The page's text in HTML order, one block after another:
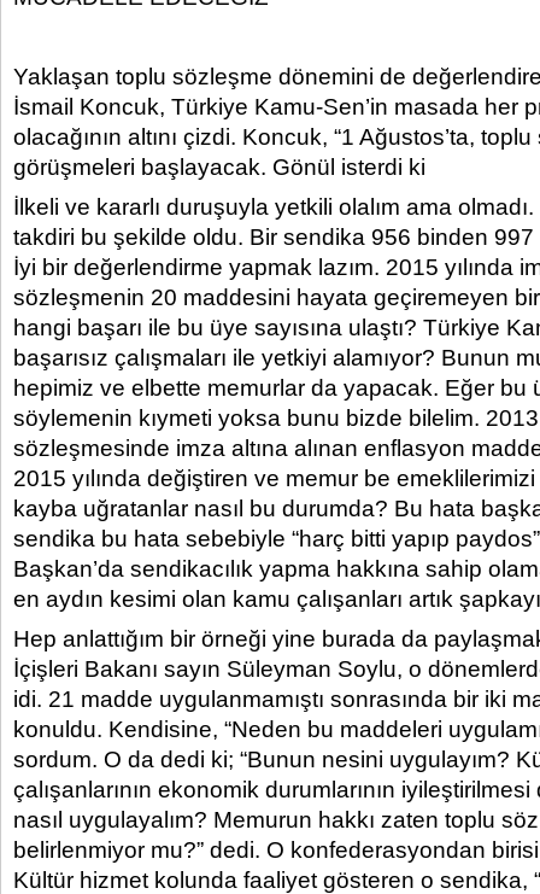
Yaklaşan toplu sözleşme dönemini de
İsmail Koncuk, Türkiye Kamu-Sen’in masada her
olacağının altını çizdi. Koncuk, “1 Ağustos’ta,
görüşmeleri başlayacak. Gönül isterdi ki
İlkeli ve kararlı duruşuyla yetkili olalım ama olmadı.
takdiri bu şekilde oldu. Bir sendika 956 binden 997
İyi bir değerlendirme yapmak lazım. 2015 yılında
sözleşmenin 20 maddesini hayata geçiremeyen
hangi başarı ile bu üye sayısına ulaştı? Türkiye
başarısız çalışmaları ile yetkiyi alamıyor? Bunun
hepimiz ve elbette memurlar da yapacak. Eğer bu
söylemenin kıymeti yoksa bunu bizde bilelim.
sözleşmesinde imza altına alınan enflasyon
2015 yılında değiştiren ve memur be
kayba uğratanlar nasıl bu durumda? Bu hata
sendika bu hata sebebiyle “harç bitti yapıp
Başkan’da sendikacılık yapma hakkına sahip
en aydın kesimi olan kamu çalışanları artık
Hep anlattığım bir örneği yine burada da
İçişleri Bakanı sayın Süleyman Soylu, o
idi. 21 madde uygulanmamıştı sonrasında bir iki
konuldu. Kendisine, “Neden bu maddeleri
sordum. O da dedi ki; “Bunun nesini uygulayım?
çalışanlarının ekonomik durumlarının
nasıl uygulayalım? Memurun hakkı zaten toplu
belirlenmiyor mu?” dedi. O konfederasyondan
Kültür hizmet kolunda faaliyet gösteren o sendika,